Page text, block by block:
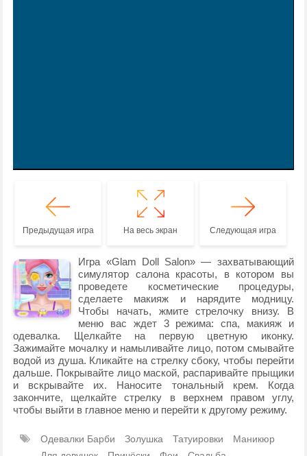
Предыдущая игра На весь экран Следующая игра
Игра «Glam Doll Salon» — захватывающий
симулятор салона красоты, в котором вы
проведете косметические процедуры,
сделаете макияж и нарядите модницу.
Чтобы начать, жмите стрелочку внизу. В
меню вас ждет 3 режима: спа, макияж и
одевалка. Щелкайте на первую цветную иконку.
Зажимайте мочалку и намыливайте лицо, потом смывайте
водой из душа. Кликайте на стрелку сбоку, чтобы перейти
дальше. Покрывайте лицо маской, распаривайте прыщики
и вскрывайте их. Наносите тональный крем. Когда
закончите, щелкайте стрелку в верхнем правом углу,
чтобы выйти в главное меню и перейти к другому режиму.
Одевалки Барби Золушка Татуировки
Маникюр